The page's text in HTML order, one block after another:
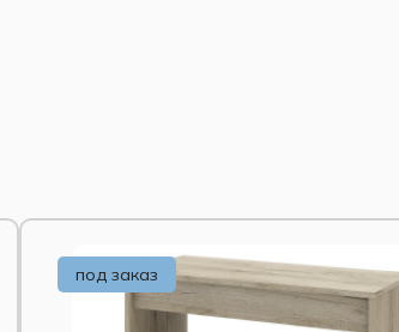
ножками.
античный»).
тканью цвета «Серо-
под заказ